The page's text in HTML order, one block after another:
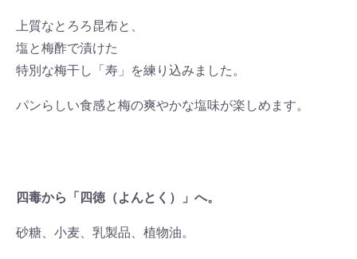
上質なとろろ昆布と、
塩と梅酢で漬けた
特別な梅干し「寿」を練り込みました。
パンらしい食感と梅の爽やかな塩味が楽しめます。
四毒から「四徳（よんとく）」へ。
砂糖、小麦、乳製品、植物油。